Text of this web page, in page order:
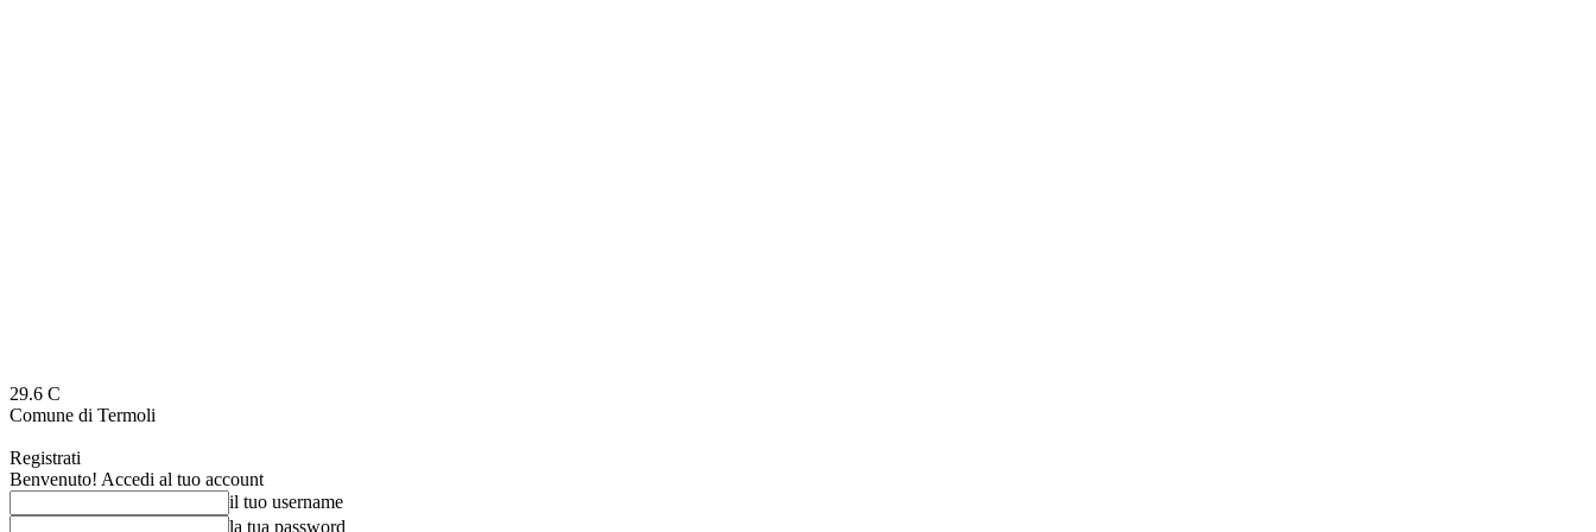
29.6 C
Comune di Termoli
Registrati
Benvenuto! Accedi al tuo account
il tuo username
la tua password